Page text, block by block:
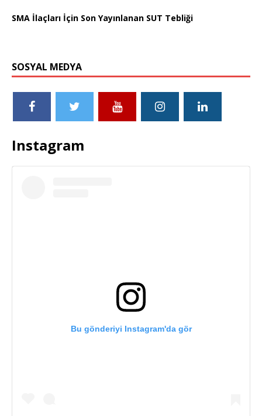
SMA İlaçları İçin Son Yayınlanan SUT Tebliği
SOSYAL MEDYA
Instagram
Bu gönderiyi Instagram'da gör